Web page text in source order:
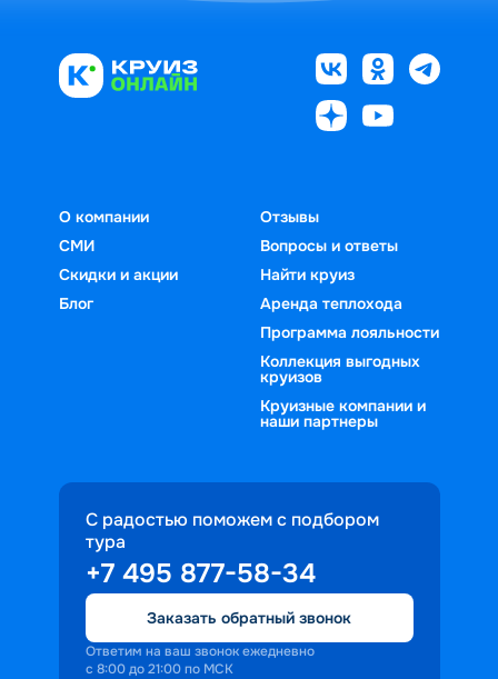
О компании
СМИ
Скидки и акции
Блог
Отзывы
Вопросы и ответы
Найти круиз
Аренда теплохода
Программа лояльности
Коллекция выгодных
круизов
Круизные компании и
наши партнеры
С радостью поможем с подбором
тура
+7 495 877-58-34
Заказать обратный звонок
Ответим на ваш звонок ежедневно
с 8:00 до 21:00 по МСК